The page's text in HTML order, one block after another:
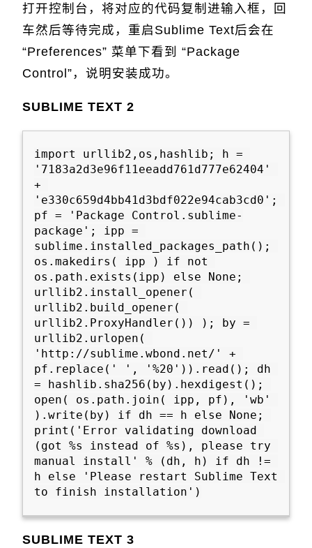
打开控制台，将对应的代码复制进输入框，回
车然后等待完成，重启Sublime Text后会在
“Preferences” 菜单下看到 “Package
Control”，说明安装成功。
SUBLIME TEXT 2
import urllib2,os,hashlib; h =
'7183a2d3e96f11eeadd761d777e62404'
+
'e330c659d4bb41d3bdf022e94cab3cd0';
pf = 'Package Control.sublime-
package'; ipp =
sublime.installed_packages_path();
os.makedirs( ipp ) if not
os.path.exists(ipp) else None;
urllib2.install_opener(
urllib2.build_opener(
urllib2.ProxyHandler()) ); by =
urllib2.urlopen(
'http://sublime.wbond.net/' +
pf.replace(' ', '%20')).read(); dh
= hashlib.sha256(by).hexdigest();
open( os.path.join( ipp, pf), 'wb'
).write(by) if dh == h else None;
print('Error validating download
(got %s instead of %s), please try
manual install' % (dh, h) if dh !=
h else 'Please restart Sublime Text
to finish installation')
SUBLIME TEXT 3